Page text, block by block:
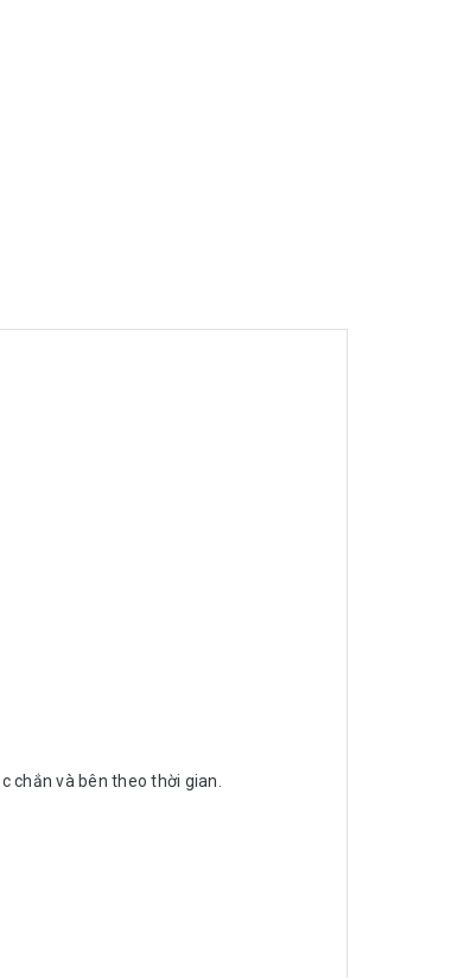
chắn và bên theo thời gian.